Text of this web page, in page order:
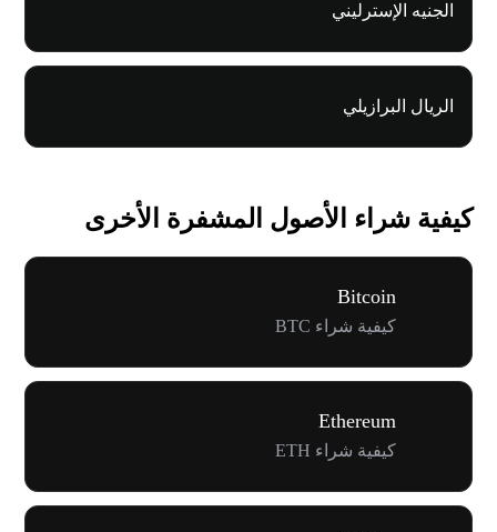
الجنيه الإسترليني
الريال البرازيلي
كيفية شراء الأصول المشفرة الأخرى
Bitcoin
كيفية شراء BTC
Ethereum
كيفية شراء ETH